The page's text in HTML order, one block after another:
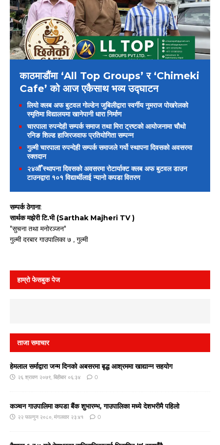
काठमाडौंमा ‘All Top Groups’ र ‘Chimeki
Cafe’ को आज एकैसाथ भव्य उद्घाटन
लियो क्लब अफ बुटवल गोल्डेन जुबिलीद्वारा स्वर्गीय नुमराज पोखरेलको
स्मृतिमा विद्यालयमा खानेपानी धारा निर्माण
चारपाला रुपन्देही सम्पर्क समाज तथा मिरा ट्रष्टको आयोजनामा चौथो
रनिङ शिल्ड हाजिरजवाफ प्रतियोगिता सम्पन्न
गुल्मी चारपाला रुपन्देही सम्पर्क समाजले गर्यो स्थापना दिवसको अवसरमा
रक्तदान
२४औँ स्थापना दिवसको अवसरमा रोटार्याक्ट क्लब अफ बुटवल डाउन
टाउनद्वारा १०१ विद्यार्थीलाई न्यानो कपडा वितरण
सम्पर्क ठेगाना:
सार्थक मझेरी टि.भी (Sarthak Majheri TV )
"सुचना तथा मनोरञ्जन"
गुल्मी दरबार गाउपालिका ७ , गुल्मी
हाम्रो फेसबुक पेज
ताजा समाचार
हेमलाल सर्माद्वारा जन्म दिनको अबसरमा बृद्ध आश्रममा खाद्यान्न सहयोग
२६ श्रावण २०७९, बिहीबार ०६:३४ 0
कञ्‍चन गाउपालिमा कपडा बैंक शुभारम्भ, गाउपालिका मध्ये देशभरीमै पहिलो
२२ फाल्गुन २०८०, मंगलवार २३:४१ 0